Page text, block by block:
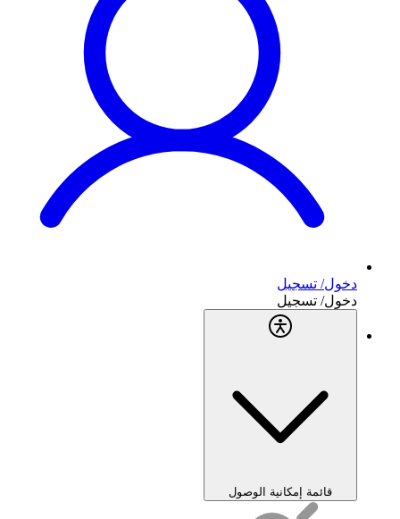
دخول/ تسجيل
دخول/ تسجيل
قائمة إمكانية الوصول